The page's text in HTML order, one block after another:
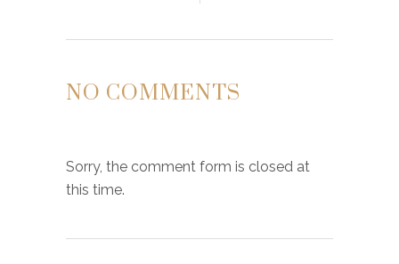
NO COMMENTS
Sorry, the comment form is closed at
this time.